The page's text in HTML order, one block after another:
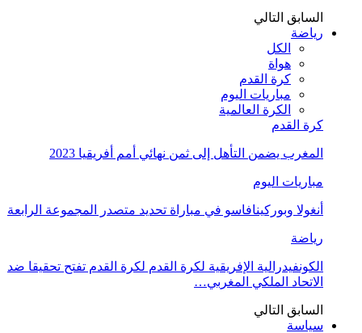
السابق التالي
رياضة
الكل
هواة
كرة القدم
مباريات اليوم
الكرة العالمية
كرة القدم
المغرب يضمن التأهل إلى ثمن نهائي أمم أفريقيا 2023
مباريات اليوم
أنغولا وبوركينافاسو في مباراة تحديد متصدر المجموعة الرابعة
رياضة
الكونفيدرالية الإفريقية لكرة القدم لكرة القدم تفتح تحقيقا ضد
الاتحاد الملكي المغربي…
السابق التالي
سياسة